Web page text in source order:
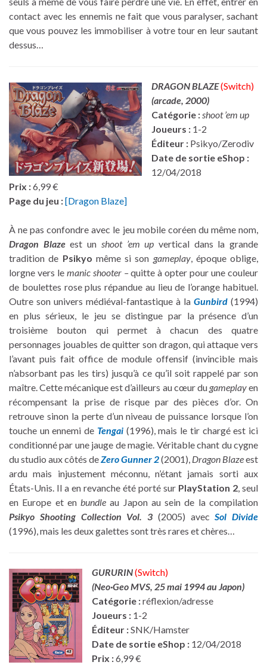
contact avec les ennemis ne fait que vous paralyser, sachant
que vous pouvez les immobiliser à votre tour en leur sautant
dessus…
DRAGON BLAZE(Switch)
(arcade, 2000)
Catégorie :shoot ’em up
Joueurs : 1-2
Éditeur : Psikyo/Zerodiv
Date de sortie eShop :
12/04/2018
Prix :6,99 €
Page du jeu :[Dragon Blaze]
À ne pas confondre avec le jeu mobile coréen du même nom,
Dragon Blazeest un shoot ’em up vertical dans la grande
tradition de Psikyo même si son gameplay, époque oblige,
lorgne vers le manic shooter –quitte à opter pour une couleur
de boulettes rose plus répandue au lieu de l’orange habituel.
Outre son univers médiéval-fantastique à la Gunbird (1994)
en plus sérieux, le jeu se distingue par la présence d’un
troisième bouton qui permet à chacun des quatre
personnages jouables de quitter son dragon, qui attaque vers
l’avant puis fait office de module offensif (invincible mais
n’absorbant pas les tirs) jusqu’à ce qu’il soit rappelé par son
maître. Cette mécanique est d’ailleurs au cœur du gameplayen
récompensant la prise de risque par des pièces d’or. On
retrouve sinon la perte d’un niveau de puissance lorsque l’on
touche un ennemi de Tengai(1996), mais le tir chargé est ici
conditionné par une jauge de magie. Véritable chant du cygne
du studio aux côtés deZero Gunner 2(2001), Dragon Blazeest
ardu mais injustement méconnu, n’étant jamais sorti aux
États-Unis. Il a en revanche été porté sur PlayStation 2, seul
en Europe et enbundle au Japon au sein de la compilation
Psikyo Shooting Collection Vol. 3 (2005) avecSol Divide
(1996), mais les deux galettes sont très rares et chères…
GURURIN(Switch)
(Neo·Geo MVS, 25 mai 1994 au Japon)
Catégorie :réflexion/adresse
Joueurs : 1-2
Éditeur :SNK/Hamster
Date de sortie eShop : 12/04/2018
Prix :6,99 €